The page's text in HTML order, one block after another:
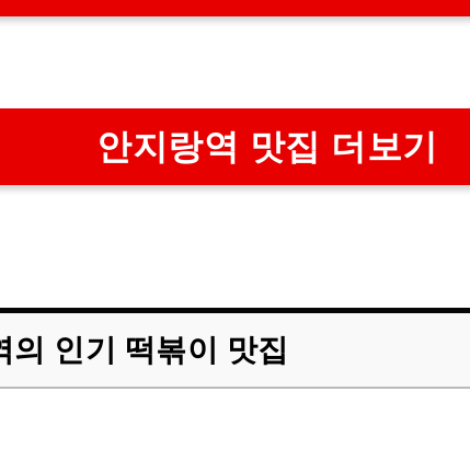
안지랑역 맛집 더보기
의 인기 떡볶이 맛집